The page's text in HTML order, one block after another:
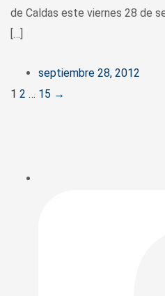
de Caldas este viernes 28 de
[…]
septiembre 28, 2012
Posts
1 2 … 15 →